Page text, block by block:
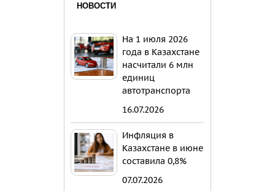
НОВОСТИ
На 1 июля 2026
года в Казахстане
насчитали 6 млн
единиц
автотранспорта
16.07.2026
Инфляция в
Казахстане в июне
составила 0,8%
07.07.2026